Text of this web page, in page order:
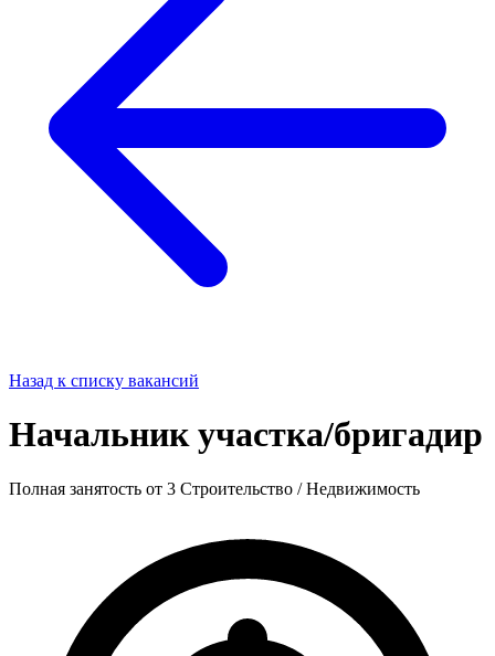
Назад к списку вакансий
Начальник участка/бригадир
Полная занятость от 3 Строительство / Недвижимость